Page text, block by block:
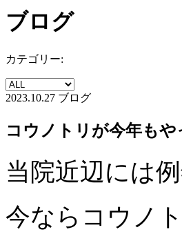
ブログ
カテゴリー:
2023.10.27 ブログ
コウノトリが今年も
当院近辺には
今ならコウノ